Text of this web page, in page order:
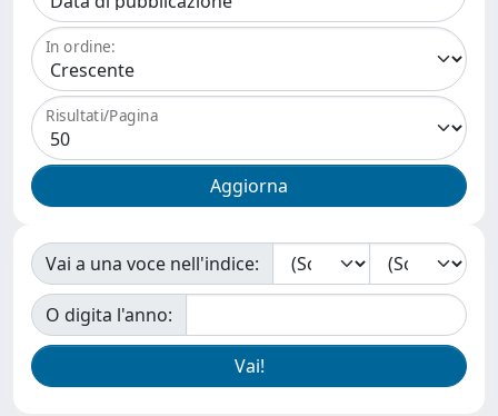
In ordine:
Risultati/Pagina
Vai a una voce nell'indice:
O digita l'anno: